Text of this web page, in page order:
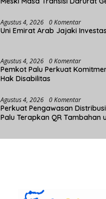
Agustus 4, 2026 0 Komentar
Uni Emirat Arab Jajaki
Agustus 4, 2026 0 Komentar
Pemkot Palu Perkuat
Hak Disabilitas
Agustus 4, 2026 0 Komentar
Perkuat Pengawasan
Palu Terapkan QR Tambahan